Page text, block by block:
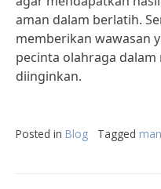
aman dalam berlatih.
memberikan wawasan
pecinta olahraga
diinginkan.
Posted in Blog Tagged